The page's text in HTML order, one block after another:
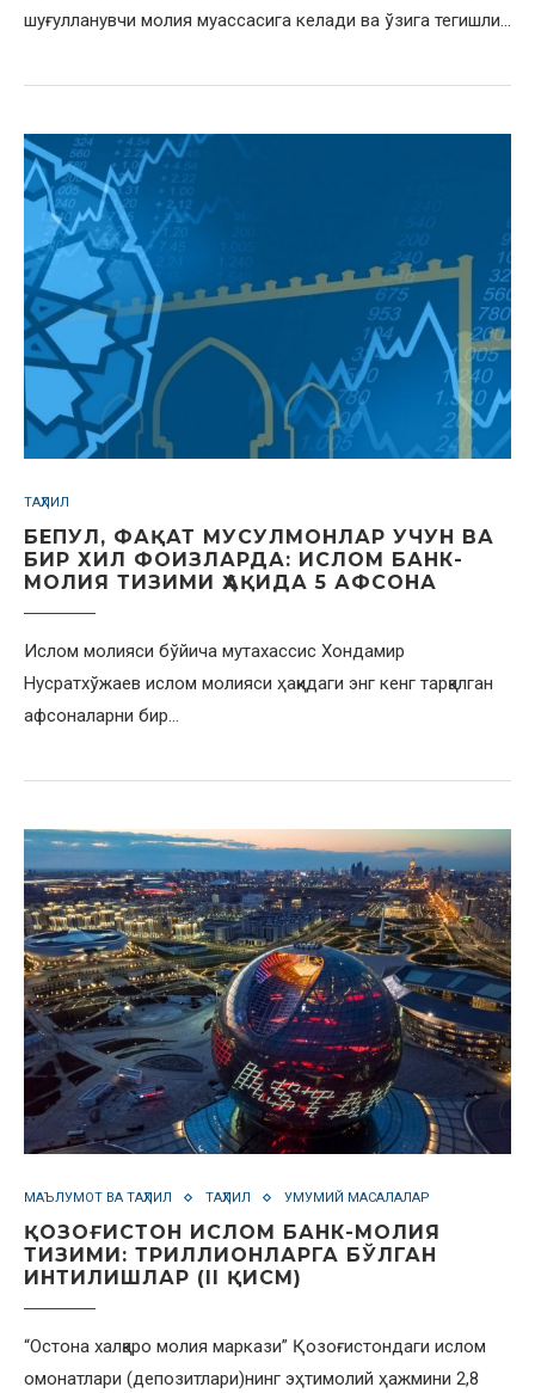
шуғулланувчи молия муассасига келади ва ўзига тегишли…
ТАҲЛИЛ
БЕПУЛ, ФАҚАТ МУСУЛМОНЛАР УЧУН ВА
БИР ХИЛ ФОИЗЛАРДА: ИСЛОМ БАНК-
МОЛИЯ ТИЗИМИ ҲАҚИДА 5 АФСОНА
Ислом молияси бўйича мутахассис Хондамир
Нусратхўжаев ислом молияси ҳақидаги энг кенг тарқалган
афсоналарни бир…
МАЪЛУМОТ ВА ТАҲЛИЛ ТАҲЛИЛ УМУМИЙ МАСАЛАЛАР
ҚОЗОҒИСТОН ИСЛОМ БАНК-МОЛИЯ
ТИЗИМИ: ТРИЛЛИОНЛАРГА БЎЛГАН
ИНТИЛИШЛАР (II ҚИСМ)
“Остона халқаро молия маркази” Қозоғистондаги ислом
омонатлари (депозитлари)нинг эҳтимолий ҳажмини 2,8